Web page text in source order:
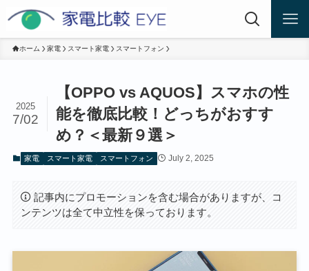
ホーム 家電 スマート家電 スマートフォン
【OPPO vs AQUOS】スマホの性
能を徹底比較！どっちがおすす
め？＜最新９選＞
2025
7/02
家電 スマート家電 スマートフォン July 2, 2025
記事内にプロモーションを含む場合がありますが、コ
ンテンツは全て中立性を保っております。